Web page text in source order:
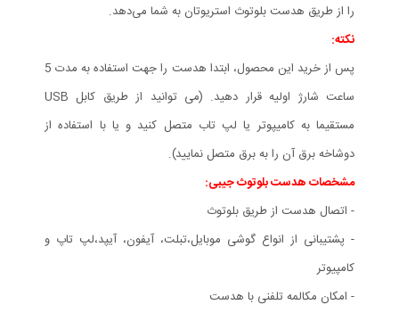
را از طریق هدست بلوتوث استریوتان به شما می‌دهد.
نکته:
پس از خرید این محصول، ابتدا هدست را جهت استفاده به مدت 5
ساعت شارژ اولیه قرار دهید. (می توانید از طریق کابل USB
مستقیما به کامیپوتر یا لپ تاب متصل کنید و یا با استفاده از
دوشاخه برق آن را به برق متصل نمایید).
مشخصات هدست بلوتوث جیبی:
- اتصال هدست از طریق بلوتوث
- پشتیبانی از انواع گوشی موبایل،‌تبلت،‌ آیفون،‌ آیپد،‌لپ تاپ و
کامپیوتر
- امکان مکالمه تلفنی با هدست